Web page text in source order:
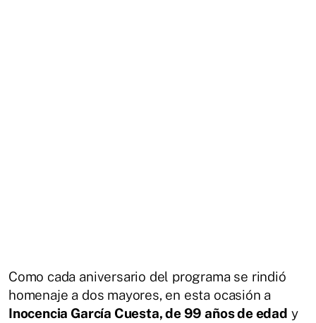
Como cada aniversario del programa se rindió
homenaje a dos mayores, en esta ocasión a
Inocencia García Cuesta, de 99 años de edad y